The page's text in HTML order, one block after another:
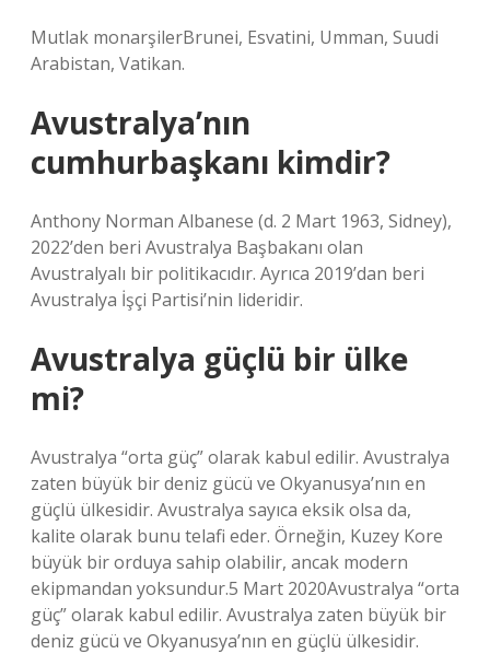
Mutlak monarşilerBrunei, Esvatini, Umman, Suudi
Arabistan, Vatikan.
Avustralya’nın
cumhurbaşkanı kimdir?
Anthony Norman Albanese (d. 2 Mart 1963, Sidney),
2022’den beri Avustralya Başbakanı olan
Avustralyalı bir politikacıdır. Ayrıca 2019’dan beri
Avustralya İşçi Partisi’nin lideridir.
Avustralya güçlü bir ülke
mi?
Avustralya “orta güç” olarak kabul edilir. Avustralya
zaten büyük bir deniz gücü ve Okyanusya’nın en
güçlü ülkesidir. Avustralya sayıca eksik olsa da,
kalite olarak bunu telafi eder. Örneğin, Kuzey Kore
büyük bir orduya sahip olabilir, ancak modern
ekipmandan yoksundur.5 Mart 2020Avustralya “orta
güç” olarak kabul edilir. Avustralya zaten büyük bir
deniz gücü ve Okyanusya’nın en güçlü ülkesidir.